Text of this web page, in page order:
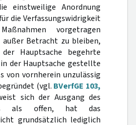
einstweilige Anordnung
die Verfassungswidrigkeit
vorgetragen
Betracht zu bleiben,
Hauptsache begehrte
der Hauptsache gestellte
von vornherein unzulässig
(vgl. BVerfGE 103,
sich der Ausgang des
als offen, hat das
grundsätzlich lediglich